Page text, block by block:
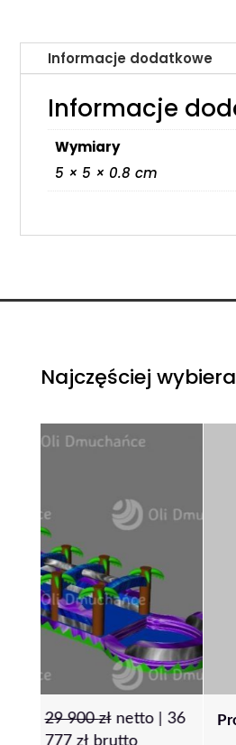
Informacje dodatkowe
Informacje
Wymiary
5 × 5 × 0.8 cm
Najczęściej
Proszek Holi zł